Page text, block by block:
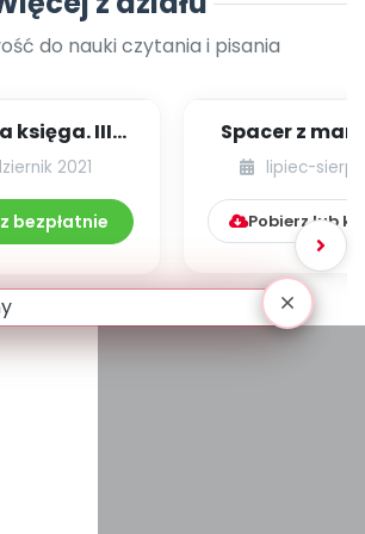
do nauki czytania i pisania
księga. III
projektu
2021
bezpłatnie
Spacer z
lipiec-
Pobierz lub